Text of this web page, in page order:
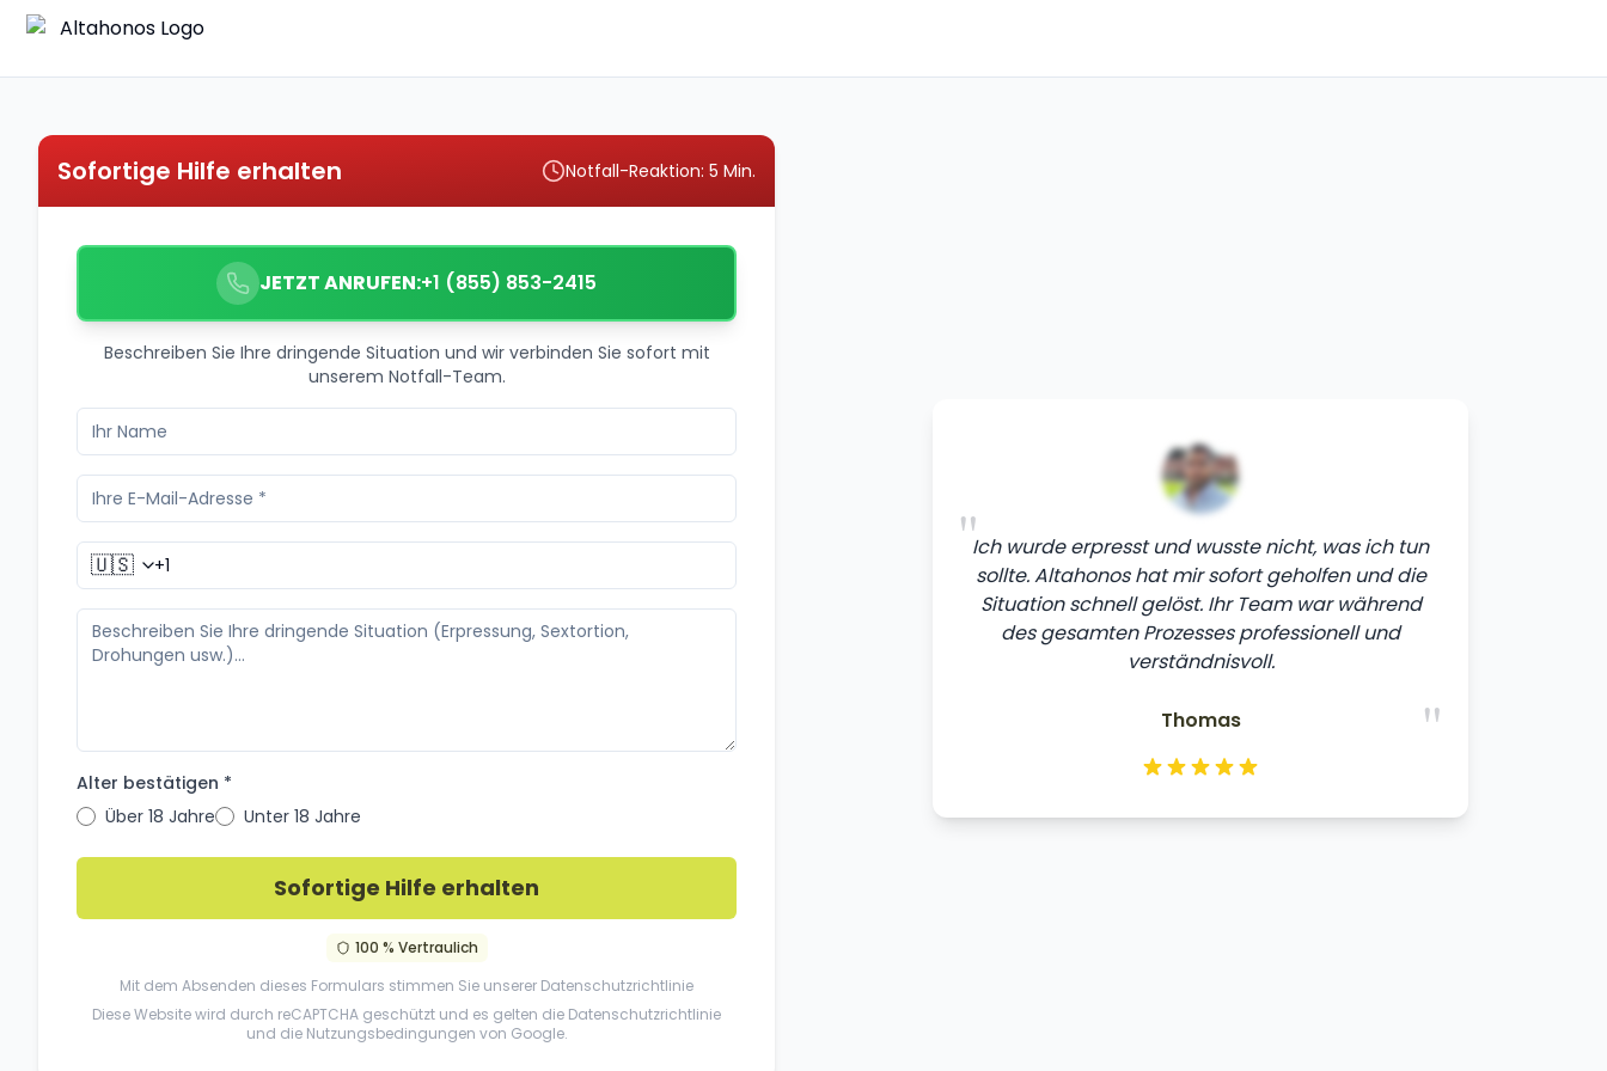
Sofortige Hilfe erhalten Notfall-Reaktion: 5 Min.
JETZT ANRUFEN:+1 (855) 853-2415
Beschreiben Sie Ihre dringende Situation und wir verbinden Sie sofort mit
unserem Notfall-Team.
🇺🇸
Alter bestätigen *
Über 18 Jahre
Unter 18 Jahre
Sofortige Hilfe erhalten
100 % Vertraulich
Mit dem Absenden dieses Formulars stimmen Sie unserer Datenschutzrichtlinie
Diese Website wird durch reCAPTCHA geschützt und es gelten die Datenschutzrichtlinie
und die Nutzungsbedingungen von Google.
"Ich wurde erpresst und wusste nicht, was ich tun
sollte. Altahonos hat mir sofort geholfen und die
Situation schnell gelöst. Ihr Team war während
des gesamten Prozesses professionell und
verständnisvoll.
"
Thomas